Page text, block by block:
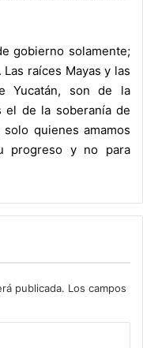
gobierno solamente;
raíces Mayas y las
Yucatán, son de la
el de la soberanía de
quienes amamos
progreso y no para
publicada. Los campos